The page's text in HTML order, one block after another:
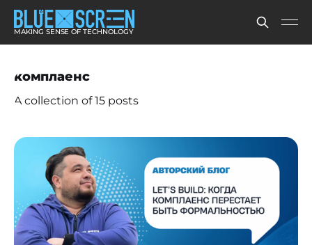
MAKING SENSE OF TECHNOLOGY
комплаенс
A collection of 15 posts